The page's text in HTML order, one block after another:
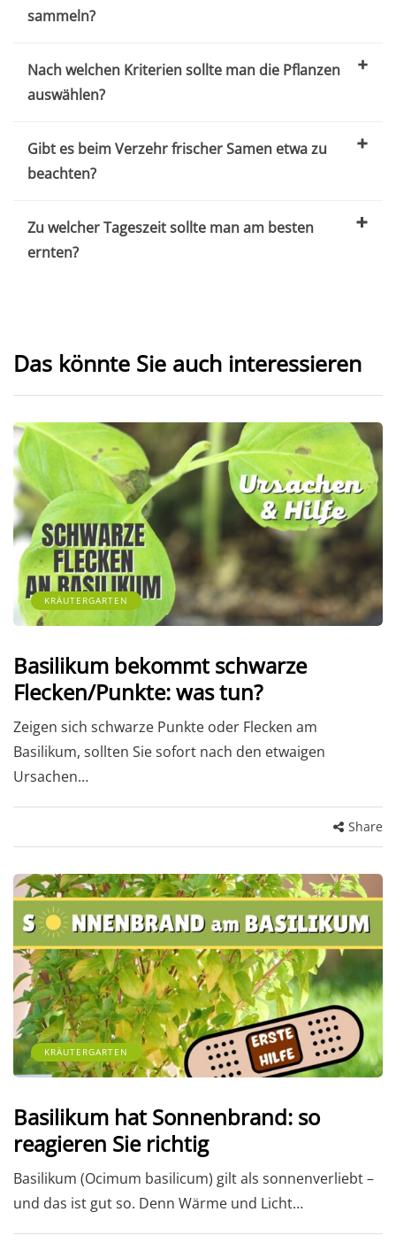
sammeln?
Nach welchen Kriterien sollte man die Pflanzen
auswählen?
Gibt es beim Verzehr frischer Samen etwa zu
beachten?
Zu welcher Tageszeit sollte man am besten
ernten?
Das könnte Sie auch interessieren
KRÄUTERGARTEN
Basilikum bekommt schwarze
Flecken/Punkte: was tun?
Zeigen sich schwarze Punkte oder Flecken am
Basilikum, sollten Sie sofort nach den etwaigen
Ursachen…
Share
KRÄUTERGARTEN
Basilikum hat Sonnenbrand: so
reagieren Sie richtig
Basilikum (Ocimum basilicum) gilt als sonnenverliebt –
und das ist gut so. Denn Wärme und Licht…